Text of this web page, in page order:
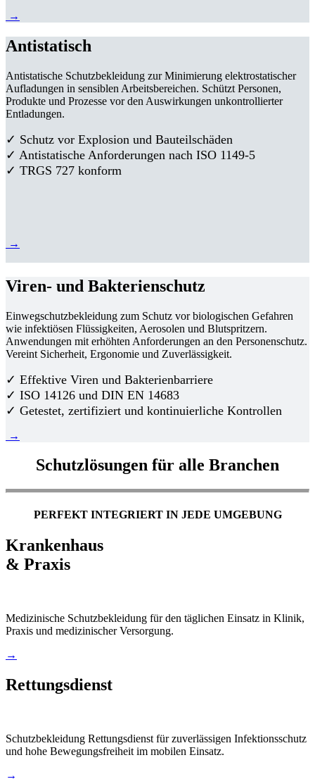
→
Antistatisch
Antistatische Schutzbekleidung zur Minimierung elektrostatischer
Aufladungen in sensiblen Arbeitsbereichen. Schützt Personen,
Produkte und Prozesse vor den Auswirkungen unkontrollierter
Entladungen.
✓ Schutz vor Explosion und Bauteilschäden
✓ Antistatische Anforderungen nach ISO 1149-5
✓ TRGS 727 konform
→
Viren- und Bakterienschutz
Einwegschutzbekleidung zum Schutz vor biologischen Gefahren
wie infektiösen Flüssigkeiten, Aerosolen und Blutspritzern.
Anwendungen mit erhöhten Anforderungen an den Personenschutz.
Vereint Sicherheit, Ergonomie und Zuverlässigkeit.
✓ Effektive Viren und Bakterienbarriere
✓ ISO 14126 und DIN EN 14683
✓ Getestet, zertifiziert und kontinuierliche Kontrollen
→
Schutzlösungen für alle Branchen
PERFEKT INTEGRIERT IN JEDE UMGEBUNG
Krankenhaus
& Praxis
Medizinische Schutzbekleidung für den täglichen Einsatz in Klinik,
Praxis und medizinischer Versorgung.
→
Rettungsdienst
Schutzbekleidung Rettungsdienst für zuverlässigen Infektionsschutz
und hohe Bewegungsfreiheit im mobilen Einsatz.
→